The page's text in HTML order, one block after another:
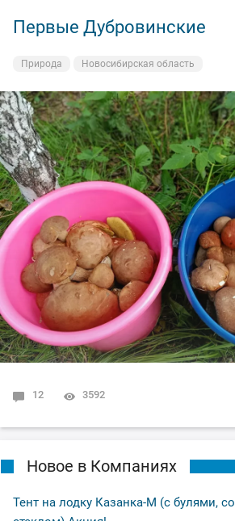
Первые Дубровинские
Природа Новосибирская область
12 3592
Новое в Компаниях
Тент на лодку Казанка-М (с булями, со